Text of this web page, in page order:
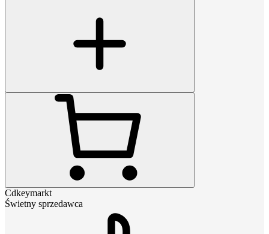
Cdkeymarkt
Świetny sprzedawca